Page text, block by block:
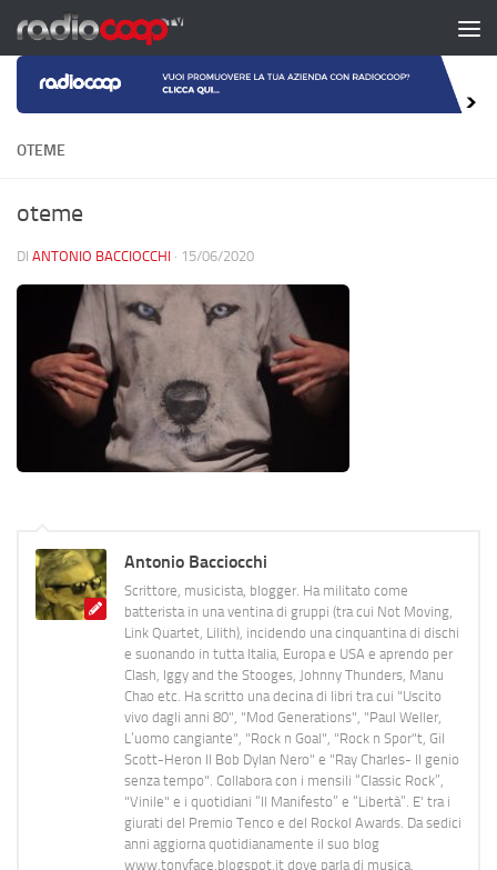
Salta al contenuto
OTEME
oteme
DI ANTONIO BACCIOCCHI · 15/06/2020
Antonio Bacciocchi
Scrittore, musicista, blogger. Ha militato come
batterista in una ventina di gruppi (tra cui Not Moving,
Link Quartet, Lilith), incidendo una cinquantina di dischi
e suonando in tutta Italia, Europa e USA e aprendo per
Clash, Iggy and the Stooges, Johnny Thunders, Manu
Chao etc. Ha scritto una decina di libri tra cui "Uscito
vivo dagli anni 80", "Mod Generations", "Paul Weller,
L’uomo cangiante", "Rock n Goal", "Rock n Spor"t, Gil
Scott-Heron Il Bob Dylan Nero" e "Ray Charles- Il genio
senza tempo". Collabora con i mensili “Classic Rock”,
"Vinile" e i quotidiani “Il Manifesto” e “Libertà”. E' tra i
giurati del Premio Tenco e del Rockol Awards. Da sedici
anni aggiorna quotidianamente il suo blog
www.tonyface.blogspot.it dove parla di musica,